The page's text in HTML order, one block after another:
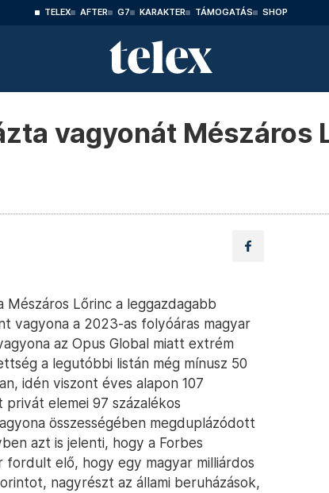
TELEX AFTER G7 KARAKTER TÁMOGATÁS SHOP
vagyonát Mészáros
Lőrinc a leggazdagabb
vagyona a 2023-as folyóáras magyar
az Opus Global miatt extrém
a legutóbbi listán még mínusz 50
idén viszont éves alapon 107
elemei 97 százalékos
összességében megduplázódott
azt is jelenti, hogy a Forbes
fordult elő, hogy egy magyar milliárdos
nagyrészt az állami beruházások,